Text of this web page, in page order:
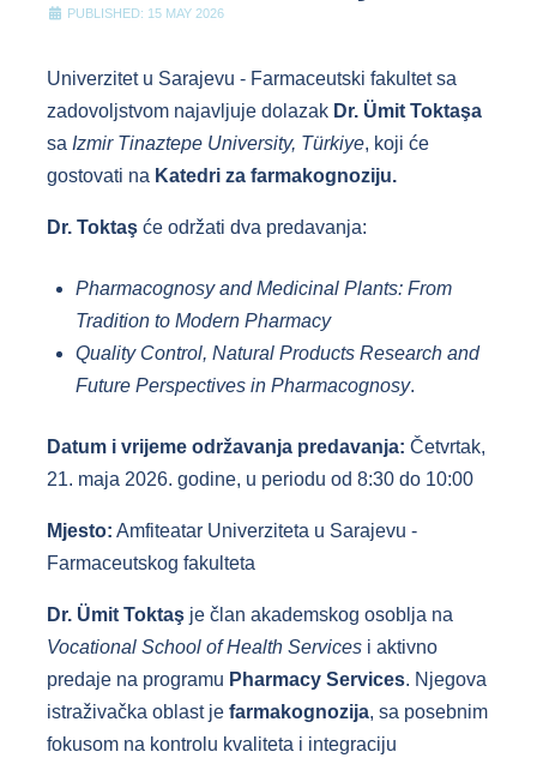
PUBLISHED: 15 MAY 2026
Univerzitet u Sarajevu - Farmaceutski fakultet sa
zadovoljstvom najavljuje dolazak Dr. Ümit Toktaşa
sa Izmir Tinaztepe University, Türkiye, koji će
gostovati na Katedri za farmakognoziju.
Dr. Toktaş će održati dva predavanja:
Pharmacognosy and Medicinal Plants: From
Tradition to Modern Pharmacy
Quality Control, Natural Products Research and
Future Perspectives in Pharmacognosy.
Datum i vrijeme održavanja predavanja: Četvrtak,
21. maja 2026. godine, u periodu od 8:30 do 10:00
Mjesto: Amfiteatar Univerziteta u Sarajevu -
Farmaceutskog fakulteta
Dr. Ümit Toktaş je član akademskog osoblja na
Vocational School of Health Services i aktivno
predaje na programu Pharmacy Services. Njegova
istraživačka oblast je farmakognozija, sa posebnim
fokusom na kontrolu kvaliteta i integraciju